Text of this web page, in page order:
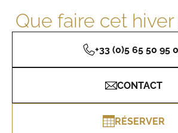
Que faire cet
+33 (0)5 65 50 95
CONTACT
RÉSERVER